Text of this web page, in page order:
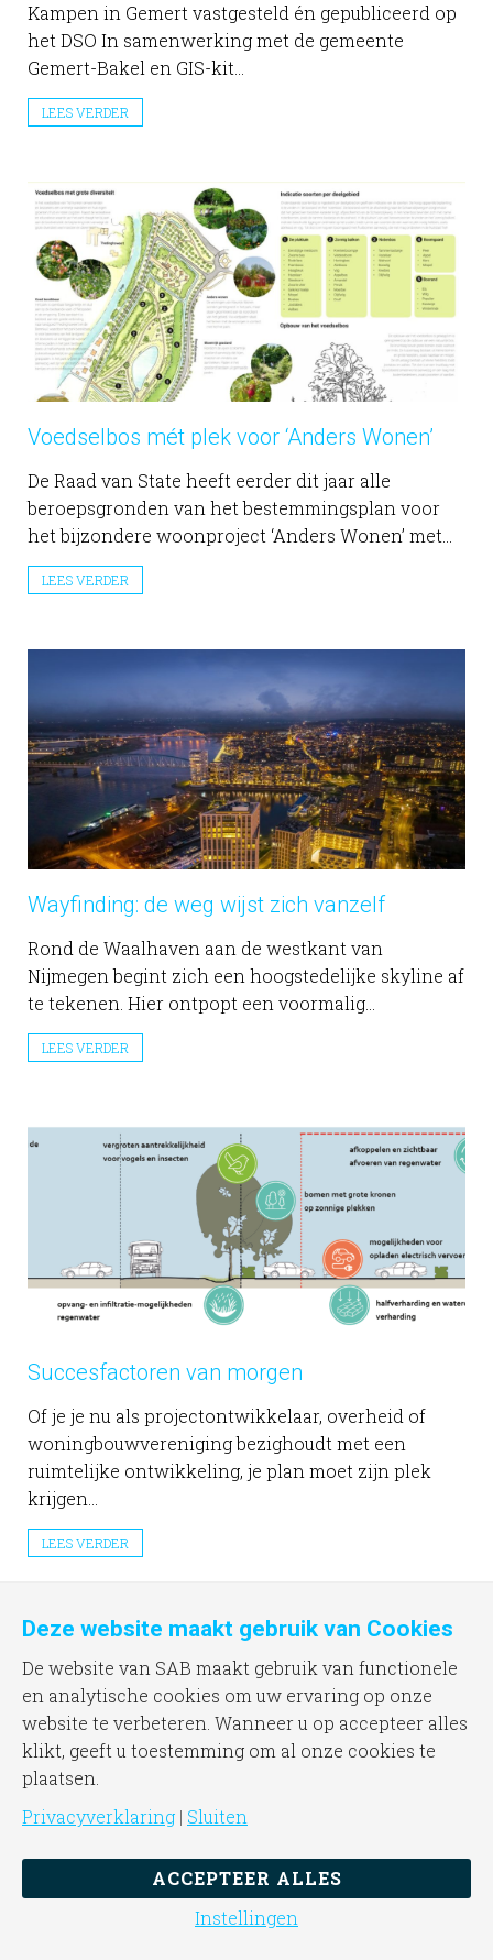
Kampen in Gemert vastgesteld én gepubliceerd op
het DSO In samenwerking met de gemeente
Gemert-Bakel en GIS-kit...
LEES VERDER
Voedselbos mét plek voor ‘Anders Wonen’
De Raad van State heeft eerder dit jaar alle
beroepsgronden van het bestemmingsplan voor
het bijzondere woonproject ‘Anders Wonen’ met...
LEES VERDER
Wayfinding: de weg wijst zich vanzelf
Rond de Waalhaven aan de westkant van
Nijmegen begint zich een hoogstedelijke skyline af
te tekenen. Hier ontpopt een voormalig...
LEES VERDER
Succesfactoren van morgen
Of je je nu als projectontwikkelaar, overheid of
woningbouwvereniging bezighoudt met een
ruimtelijke ontwikkeling, je plan moet zijn plek
krijgen...
LEES VERDER
Omgevingswet – keuzehulp bij ruimtelijke
ontwikkelingen
Deze website maakt gebruik van Cookies
De website van SAB maakt gebruik van functionele
en analytische cookies om uw ervaring op onze
website te verbeteren. Wanneer u op accepteer alles
klikt, geeft u toestemming om al onze cookies te
plaatsen.
Privacyverklaring | Sluiten
ACCEPTEER ALLES
Instellingen